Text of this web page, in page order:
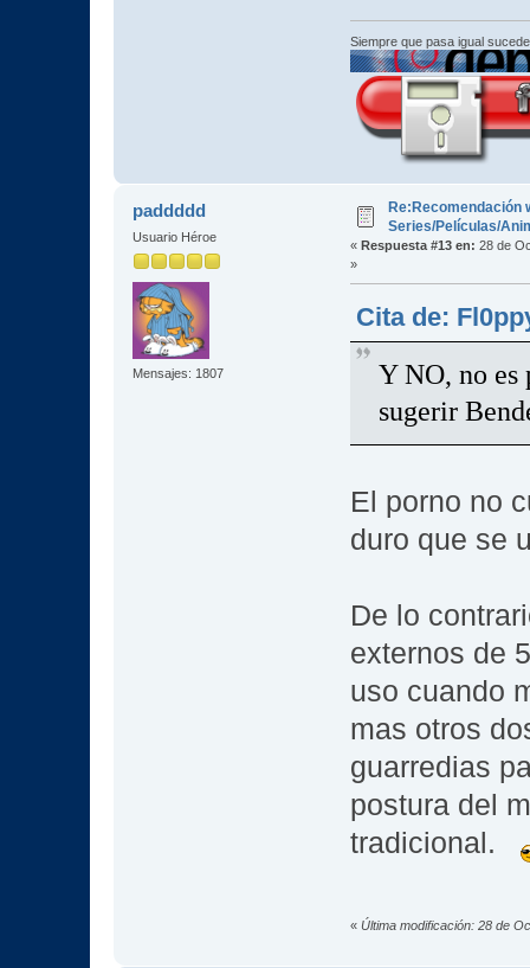
Siempre que pasa igual
paddddd
Usuario Héroe
Mensajes: 1807
Re:Recomendación
Series/Películas/
« Respuesta #13 en: 28 de
»
Cita de:
Y NO, no es
sugerir
El porno no
duro que se
De lo
externos de
uso cuando
mas otros
guarredias
postura del
tradicional.
« Última modificación: 28 de